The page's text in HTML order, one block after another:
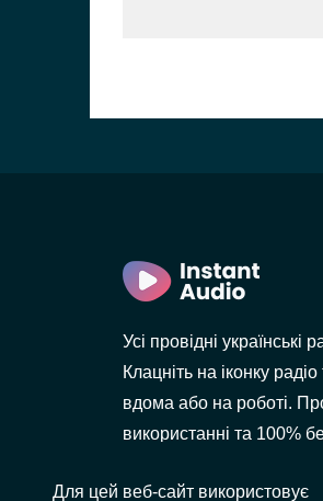
Усі провідні українські
Клацніть на іконку
вдома або на роботі.
використанні та 100%
Для цей веб-сайт використовує